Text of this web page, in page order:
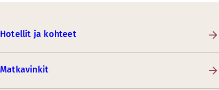
Hotellit ja kohteet
Matkavinkit